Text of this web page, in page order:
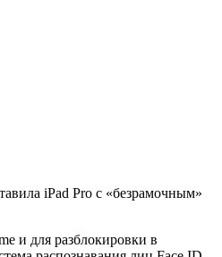
iPad Pro с «безрамочным»
и для разблокировки в